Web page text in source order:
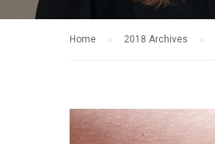
Home 2018 Archives